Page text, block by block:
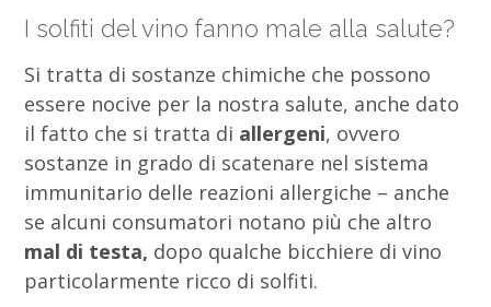
I solfiti del vino fanno male alla salute?
Si tratta di sostanze chimiche che possono
essere nocive per la nostra salute, anche dato
il fatto che si tratta di allergeni, ovvero
sostanze in grado di scatenare nel sistema
immunitario delle reazioni allergiche – anche
se alcuni consumatori notano più che altro
mal di testa, dopo qualche bicchiere di vino
particolarmente ricco di solfiti.